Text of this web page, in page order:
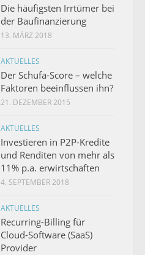
Die häufigsten Irrtümer bei
der Baufinanzierung
13. MÄRZ 2018
AKTUELLES
Der Schufa-Score – welche
Faktoren beeinflussen ihn?
21. DEZEMBER 2015
AKTUELLES
Investieren in P2P-Kredite
und Renditen von mehr als
11% p.a. erwirtschaften
4. SEPTEMBER 2018
AKTUELLES
Recurring-Billing für
Cloud-Software (SaaS)
Provider